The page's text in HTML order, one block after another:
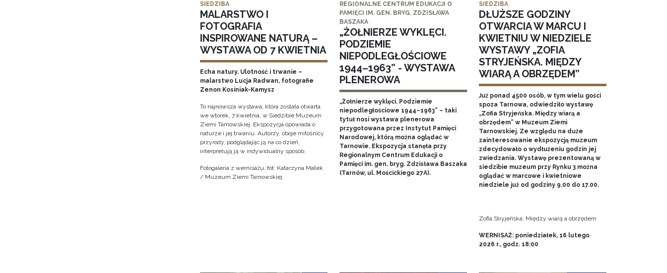
SIEDZIBA
MALARSTWO I
FOTOGRAFIA
INSPIROWANE NATURĄ –
WYSTAWA OD 7 KWIETNIA
Echa natury. Ulotność i trwanie –
malarstwo Lucja Radwan, fotografie
Zenon Kosiniak-Kamysz
To najnowsza wystawa, która została otwarta
we wtorek, 7 kwietnia, w Siedzibie Muzeum
Ziemi Tarnowskiej. Ekspozycja opowiada o
naturze i jej trwaniu. Autorzy, oboje miłośnicy
przyrody, podglądając ją na co dzień,
interpretują ją w indywidualny sposób.
Fotogaleria z wernisażu, fot: Katarzyna Małek
/ Muzeum Ziemi Tarnowskiej
REGIONALNE CENTRUM EDUKACJI O
PAMIĘCI IM. GEN. BRYG. ZDZISŁAWA
BASZAKA
„ŻOŁNIERZE WYKLĘCI.
PODZIEMIE
NIEPODLEGŁOŚCIOWE
1944–1963” - WYSTAWA
PLENEROWA
„Żołnierze wyklęci. Podziemie
niepodległościowe 1944–1963” – taki
tytuł nosi wystawa plenerowa
przygotowana przez Instytut Pamięci
Narodowej, którą można oglądać w
Tarnowie. Ekspozycja stanęła przy
Regionalnym Centrum Edukacji o
Pamięci im. gen. bryg. Zdzisława Baszaka
(Tarnów, ul. Mościckiego 27A).
SIEDZIBA
DŁUŻSZE GODZINY
OTWARCIA W MARCU I
KWIETNIU W NIEDZIELE
WYSTAWY „ZOFIA
STRYJEŃSKA. MIĘDZY
WIARĄ A OBRZĘDEM”
Już ponad 4500 osób, w tym wielu gości
spoza Tarnowa, odwiedziło wystawę
„Zofia Stryjeńska. Między wiarą a
obrzędem” w Muzeum Ziemi
Tarnowskiej. Ze względu na duże
zainteresowanie ekspozycją muzeum
zdecydowało o wydłużeniu godzin jej
zwiedzania. Wystawę prezentowaną w
siedzibie muzeum przy Rynku 3 można
oglądać w marcowe i kwietniowe
niedziele już od godziny 9.00 do 17.00.
Zofia Stryjeńska. Między wiarą a obrzędem
WERNISAŻ: poniedziałek, 16 lutego
2026 r., godz. 18:00